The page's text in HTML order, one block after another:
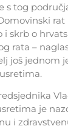
s tog
i skrb o
rata –
još jednom
je
i